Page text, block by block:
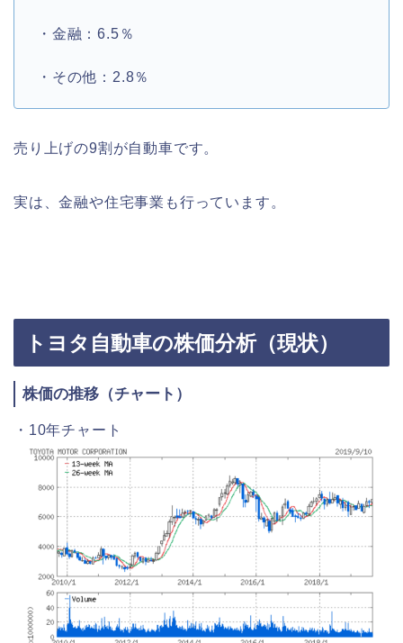
・金融：6.5％
・その他：2.8％
売り上げの9割が自動車です。
実は、金融や住宅事業も行っています。
トヨタ自動車の株価分析（現状）
株価の推移（チャート）
・10年チャート